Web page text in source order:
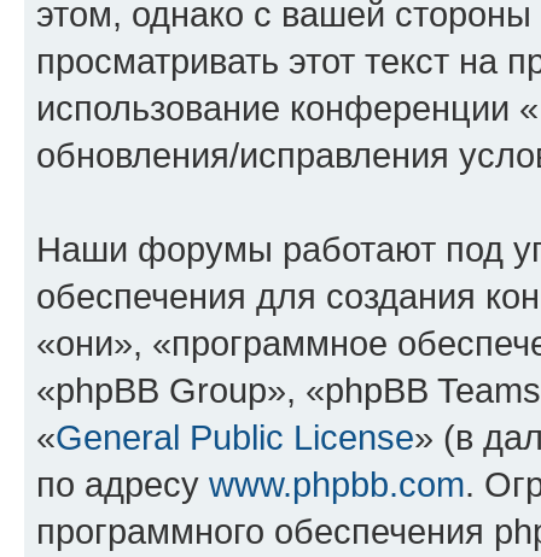
этом, однако с вашей
просматривать этот текст на
использование конференции
обновления/исправления
Наши форумы работают под
обеспечения для создания
«они», «программное
«phpBB Group», «phpBB
«General Public License» (в
по адресу www.phpbb.com.
программного обеспечения